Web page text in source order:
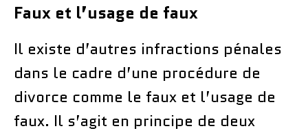
Faux et l’usage de faux
Il existe d’autres infractions pénales
dans le cadre d’une procédure de
divorce comme le faux et l’usage de
faux. Il s’agit en principe de deux